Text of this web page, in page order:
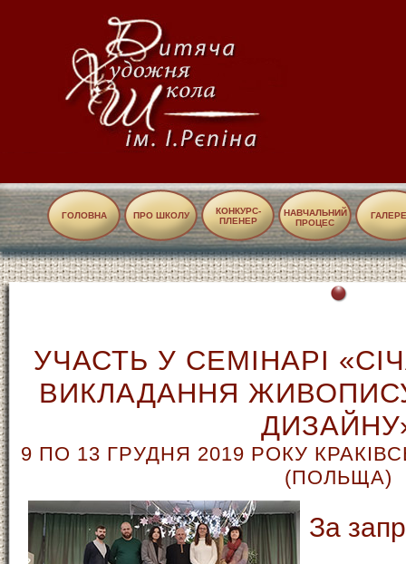
ГОЛОВНА ПРО ШКОЛУ
КОНКУРС-
ПЛЕНЕР
НАВЧАЛЬНИЙ
ПРОЦЕС
УЧАСТЬ У СЕМІНАРІ
ВИКЛАДАННЯ
9 ПО 13 ГРУДНЯ 2019 РОКУ
(ПОЛЬЩА)
За